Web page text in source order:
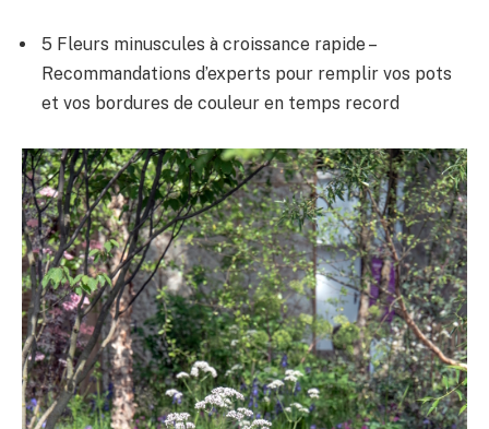
5 Fleurs minuscules à croissance rapide –
Recommandations d’experts pour remplir vos pots
et vos bordures de couleur en temps record